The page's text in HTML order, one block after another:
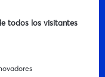
todos los visitantes